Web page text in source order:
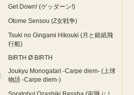
Get Down! (ゲッダーン!)
Otome Sensou (Z女戦争)
Tsuki no Gingami Hikouki (月と銀紙飛
行船)
BIRTH Ø BIRTH
Joukyu Monogatari -Carpe diem- (上球
物語 -Carpe diem-)